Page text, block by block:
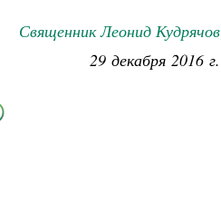
Священник Леонид Кудрячов
29 декабря 2016 г.